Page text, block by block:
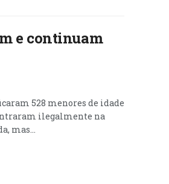
e continuam
528 menores de idade
ilegalmente na
mas...